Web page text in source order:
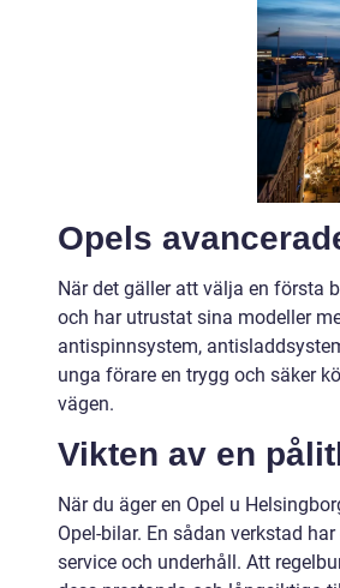
Opels
När det gäller att välja en första
och har utrustat sina modeller
antispinnsystem,
unga förare en trygg och säker
vägen.
Vikten av en
När du äger en Opel u
Opel-bilar. En sådan verkstad
service och underhåll. Att